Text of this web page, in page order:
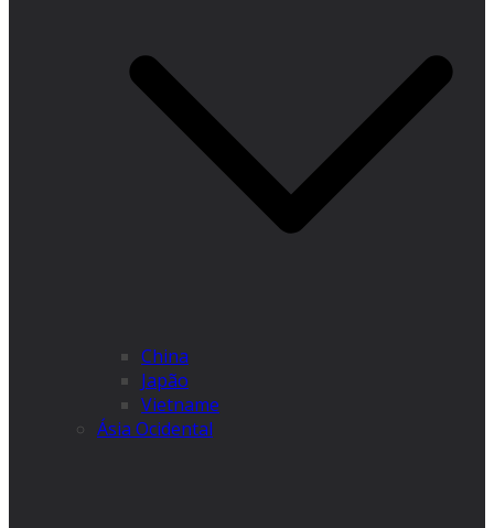
China
Japão
Vietname
Ásia Ocidental